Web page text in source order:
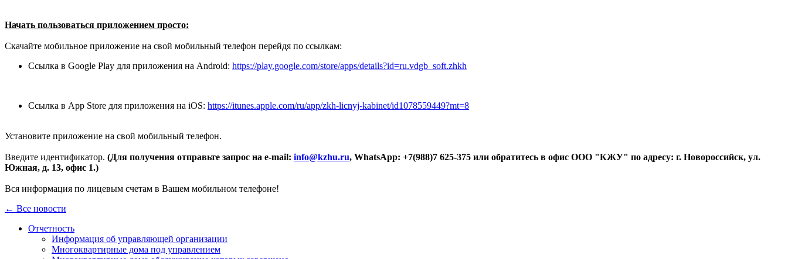
Начать пользоваться приложением просто:
Скачайте мобильное приложение на свой мобильный телефон перейдя по ссылкам:
Ссылка в Google Play для приложения на Android: https://play.google.com/store/apps/details?id=ru.vdgb_soft.zhkh
Ссылка в App Store для приложения на iOS: https://itunes.apple.com/ru/app/zkh-licnyj-kabinet/id1078559449?mt=8
Установите приложение на свой мобильный телефон.
Введите идентификатор. (Для получения отправьте запрос на e-mail: info@kzhu.ru, WhatsApp: +7(988)7 625-375 или обратитесь в офис ООО "КЖУ" по адресу: г. Новороссийск, ул.
Южная, д. 13, офис 1.)
Вся информация по лицевым счетам в Вашем мобильном телефоне!
← Все новости
Отчетность
Информация об управляющей организации
Многоквартирные дома под управлением